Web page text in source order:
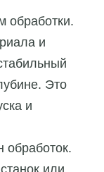
обработки.
и
Это
и
обработок.